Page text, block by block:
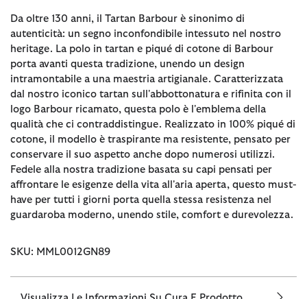
Da oltre 130 anni, il Tartan Barbour è sinonimo di
autenticità: un segno inconfondibile intessuto nel nostro
heritage. La polo in tartan e piqué di cotone di Barbour
porta avanti questa tradizione, unendo un design
intramontabile a una maestria artigianale. Caratterizzata
dal nostro iconico tartan sull'abbottonatura e rifinita con il
logo Barbour ricamato, questa polo è l'emblema della
qualità che ci contraddistingue. Realizzato in 100% piqué di
cotone, il modello è traspirante ma resistente, pensato per
conservare il suo aspetto anche dopo numerosi utilizzi.
Fedele alla nostra tradizione basata su capi pensati per
affrontare le esigenze della vita all'aria aperta, questo must-
have per tutti i giorni porta quella stessa resistenza nel
guardaroba moderno, unendo stile, comfort e durevolezza.
SKU: MML0012GN89